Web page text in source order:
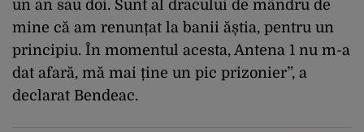
un an sau doi. Sunt al dracului de mândru de
mine că am renunțat la banii ăștia, pentru un
principiu. În momentul acesta, Antena 1 nu m-a
dat afară, mă mai ține un pic prizonier”, a
declarat Bendeac.